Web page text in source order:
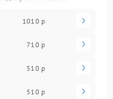
1010 р
710 р
510 р
510 р